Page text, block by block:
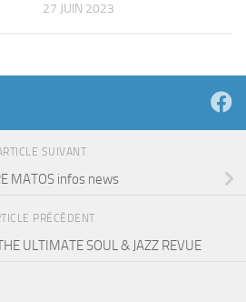
27 JUIN 2023
SUIVANT
MATOS infos news
PRÉCÉDENT
ULTIMATE SOUL & JAZZ REVUE